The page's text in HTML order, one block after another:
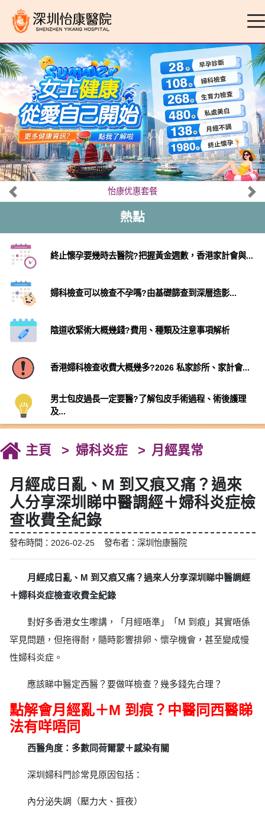
怡康优惠套餐
熱點
終止懷孕要幾時去醫院?把握黃金週數，香港家計會與...
婦科檢查可以檢查不孕嗎?由基礎篩查到深層造影...
陰道收緊術大概幾錢?費用、種類及注意事項解析
香港婦科檢查收費大概幾多?2026 私家診所、家計會...
男士包皮過長一定要醫?了解包皮手術過程、術後護理
及...
主頁 婦科炎症 月經異常
月經成日亂、M 到又痕又痛？過來
人分享深圳睇中醫調經＋婦科炎症檢
查收費全紀錄
發布時間：2026-02-25 發布者：深圳怡康醫院
月經成日亂、M 到又痕又痛？過來人分享深圳睇中醫調經
＋婦科炎症檢查收費全紀錄
對好多香港女生嚟講，「月經唔準」「M 到痕」其實唔係
罕見問題，但拖得耐，隨時影響排卵、懷孕機會，甚至變成慢
性婦科炎症。
應該睇中醫定西醫？要做咩檢查？幾多錢先合理？
點解會月經亂＋M 到痕？中醫同西醫睇
法有咩唔同
西醫角度：多數同荷爾蒙＋感染有關
深圳婦科門診常見原因包括：
內分泌失調（壓力大、捱夜）